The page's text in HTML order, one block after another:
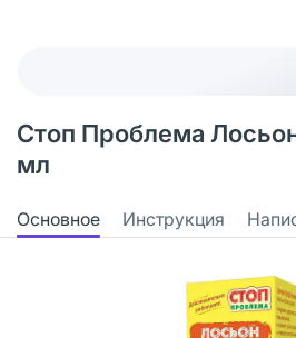
Стоп Проблема
мл
Основное Инструкция